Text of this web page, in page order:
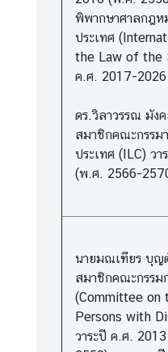
พิพากษาศาลกฎห
ประเทศ
the Law of the
ค.ศ. 2017-
ดร.วิลาวรรณ มัง
สมาชิกคณะกรรม
ประเทศ (ILC) ว
(พ.ศ. 2566-
นายมณเฑียร บุญ
สมาชิกคณะกรรม
(Committee on
Persons with
วาระปี ค.ศ.